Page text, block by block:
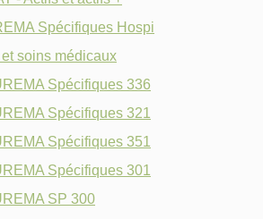
Spécifiques Hospi
soins médicaux
Spécifiques 336
Spécifiques 321
Spécifiques 351
Spécifiques 301
SP 300